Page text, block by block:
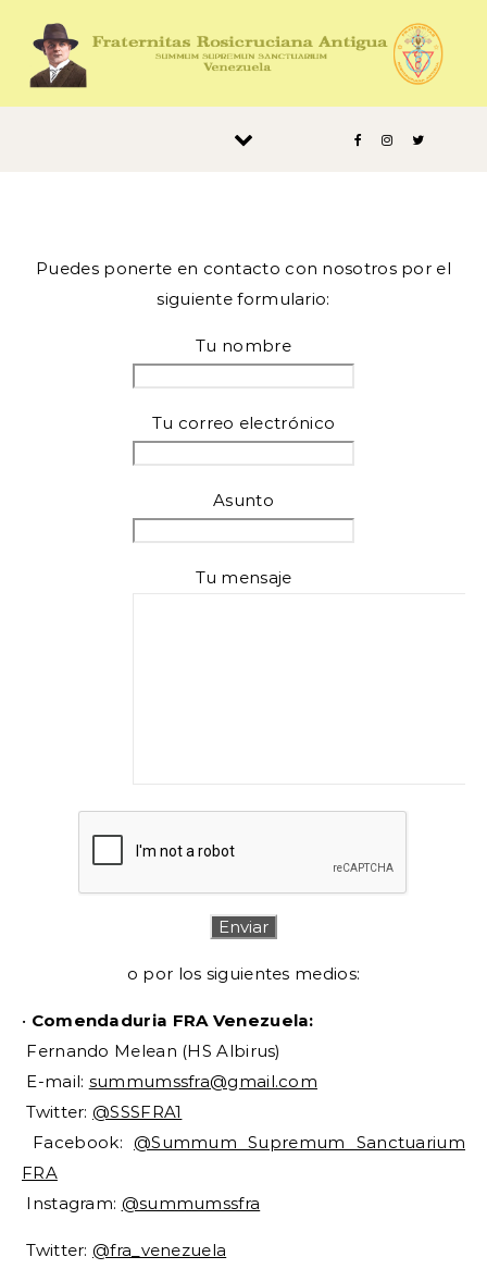
Puedes ponerte en contacto con nosotros por el
siguiente formulario:
Tu nombre
Tu correo electrónico
Asunto
Tu mensaje
o por los siguientes medios:
• Comendaduria FRA Venezuela:
Fernando Melean (HS Albirus)
E-mail: summumssfra@gmail.com
Twitter: @SSSFRA1
Facebook: @Summum Supremum Sanctuarium
FRA
Instagram: @summumssfra
Twitter: @fra_venezuela